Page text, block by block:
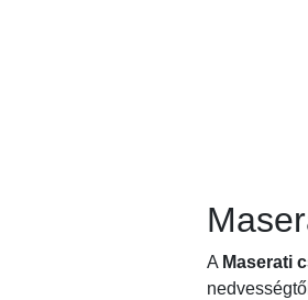
A Maserati